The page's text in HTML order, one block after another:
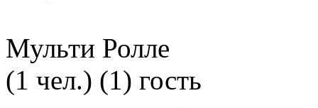
Мульти Ролле
(1 чел.) (1) гость